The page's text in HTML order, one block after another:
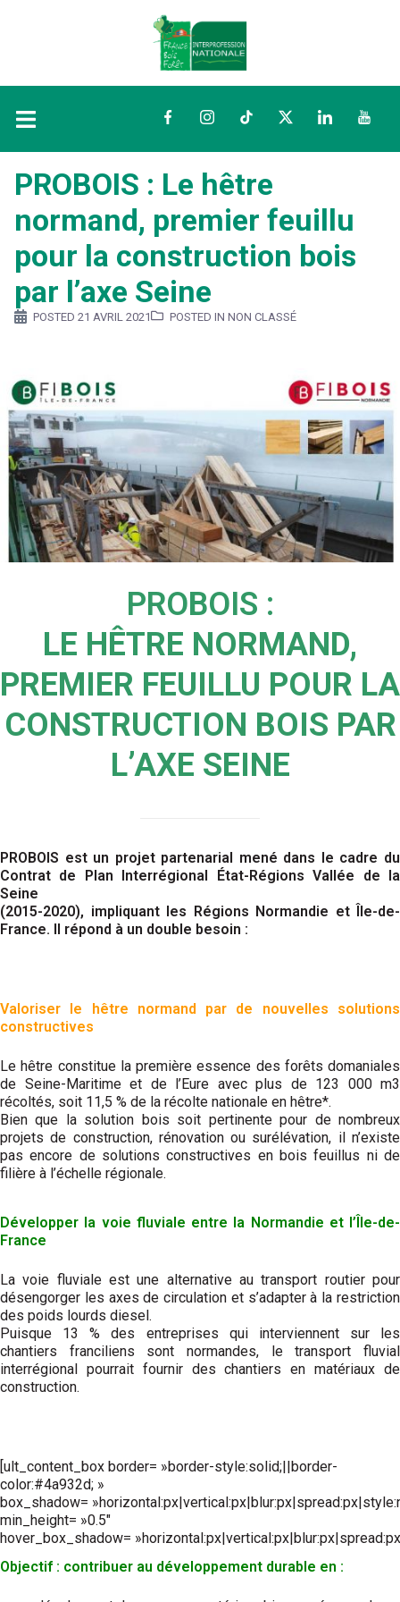
FacebookInstagramTikTokTwitterLinkedIn
PROBOIS : Le hêtre
normand, premier feuillu
pour la construction bois
par l’axe Seine
POSTED 21 AVRIL 2021 POSTED IN NON CLASSÉ
PROBOIS :
LE HÊTRE NORMAND,
PREMIER FEUILLU POUR LA
CONSTRUCTION BOIS PAR
L’AXE SEINE
PROBOIS est un projet partenarial mené dans le cadre du
Contrat de Plan Interrégional État-Régions Vallée de la
Seine
(2015-2020), impliquant les Régions Normandie et Île-de-
France. Il répond à un double besoin :
Valoriser le hêtre normand par de nouvelles solutions
constructives
Le hêtre constitue la première essence des forêts domaniales
de Seine-Maritime et de l’Eure avec plus de 123 000 m3
récoltés, soit 11,5 % de la récolte nationale en hêtre*.
Bien que la solution bois soit pertinente pour de nombreux
projets de construction, rénovation ou surélévation, il n’existe
pas encore de solutions constructives en bois feuillus ni de
filière à l’échelle régionale.
Développer la voie fluviale entre la Normandie et l’Île-de-
France
La voie fluviale est une alternative au transport routier pour
désengorger les axes de circulation et s’adapter à la restriction
des poids lourds diesel.
Puisque 13 % des entreprises qui interviennent sur les
chantiers franciliens sont normandes, le transport fluvial
interrégional pourrait fournir des chantiers en matériaux de
construction.
[ult_content_box border= »border-style:solid;||border-
color:#4a932d; »
box_shadow=
min_height= »0.5″
hover_box_shadow=
Objectif : contribuer au développement durable en :